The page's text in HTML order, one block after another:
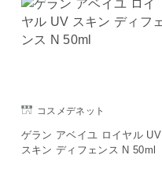
コスメデネット
ゲラン アベイユ ロイヤル UV
スキン ディフェンス N 50ml